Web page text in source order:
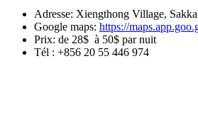
Adresse: Xiengthong Village,
Google maps: https://
Prix: de 28$ à 50$ par nuit
Tél : +856 20 55 446 974